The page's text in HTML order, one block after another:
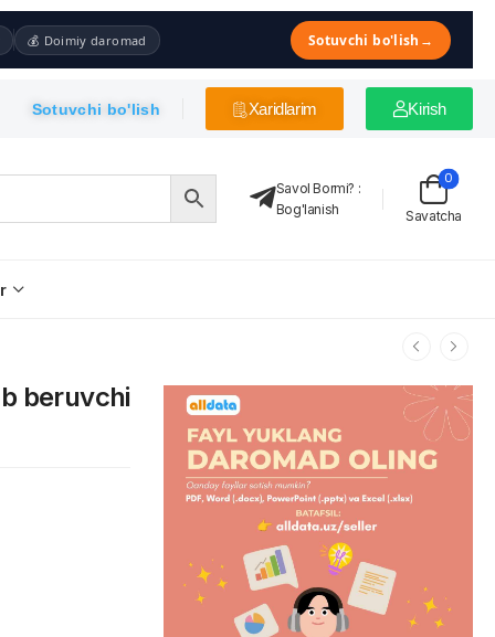
💰 Doimiy daromad Sotuvchi bo'lish →
Sotuvchi bo'lish Xaridlarim Kirish
Savol Bormi? :
Bog'lanish
Savatcha
0
beruvchi